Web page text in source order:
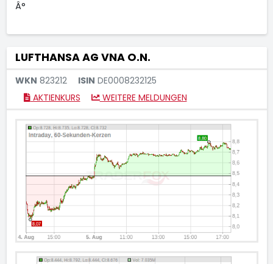
Â°
LUFTHANSA AG VNA O.N.
WKN 823212 ISIN DE0008232125
AKTIENKURS
WEITERE MELDUNGEN